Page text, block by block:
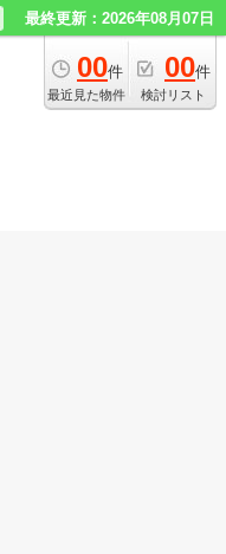
最終更新：2026年08月07日
00件
最近見た物件
00件
検討リスト